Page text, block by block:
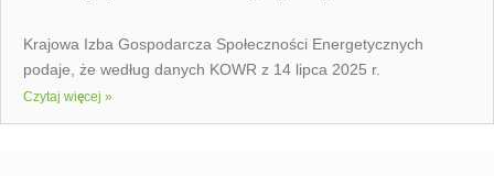
Krajowa Izba Gospodarcza Społeczności Energetycznych
podaje, że według danych KOWR z 14 lipca 2025 r.
Czytaj więcej »